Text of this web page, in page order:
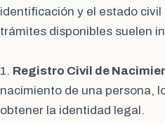
identificación y el estado
trámites disponibles suelen
1. Registro Civil de
nacimiento de una persona,
obtener la identidad legal.